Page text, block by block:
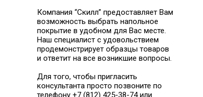
Компания “Скилл” предоставляет Вам
возможность выбрать напольное
покрытие в удобном для Вас месте.
Наш специалист с удовольствием
продемонстрирует образцы товаров
и ответит на все возникшие вопросы.
Для того, чтобы пригласить
консультанта просто позвоните по
телефону +7 (812) 425-38-74 или